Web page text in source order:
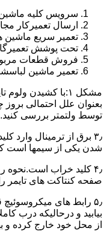
سرویس کلیه
ارسال تعمیرکار
تعمیر سریع ماشین
تحت پوشش
فروش قطعات
تعمیر ماشین
مشکل ۱:ﺑﺎ ﮐﺸﯿﺪن
ﺗﻮﺳﻂ ولتمتر بررسی
۳٫ ﺑﺮق از ﺗﺮﻣﯿﻨﺎل
شدن ﯾﮑﯽ از سیمها است
۴٫ ﮐﻠﯿﺪ ﺧﺮاب اﺳﺖ.نحوه
ﺻﻔﺤﻪ ﮐﻨﺘﺎﮐﺖ ﻫﺎی ﺗﺎﯾﻤﺮ
۵٫ رابط های
ﺑﯿﺎﺑﯿﺪ و درحالیکه درب
از ﻣﺤﻞ خود ﺧﺎرج کرده و